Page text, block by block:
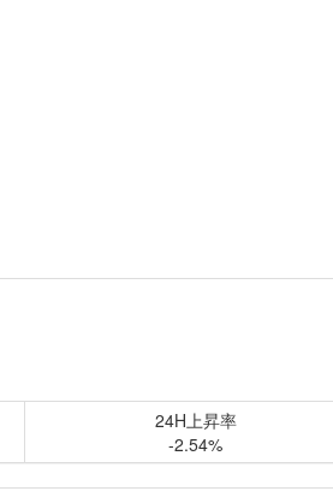
24H上昇率
-2.54%